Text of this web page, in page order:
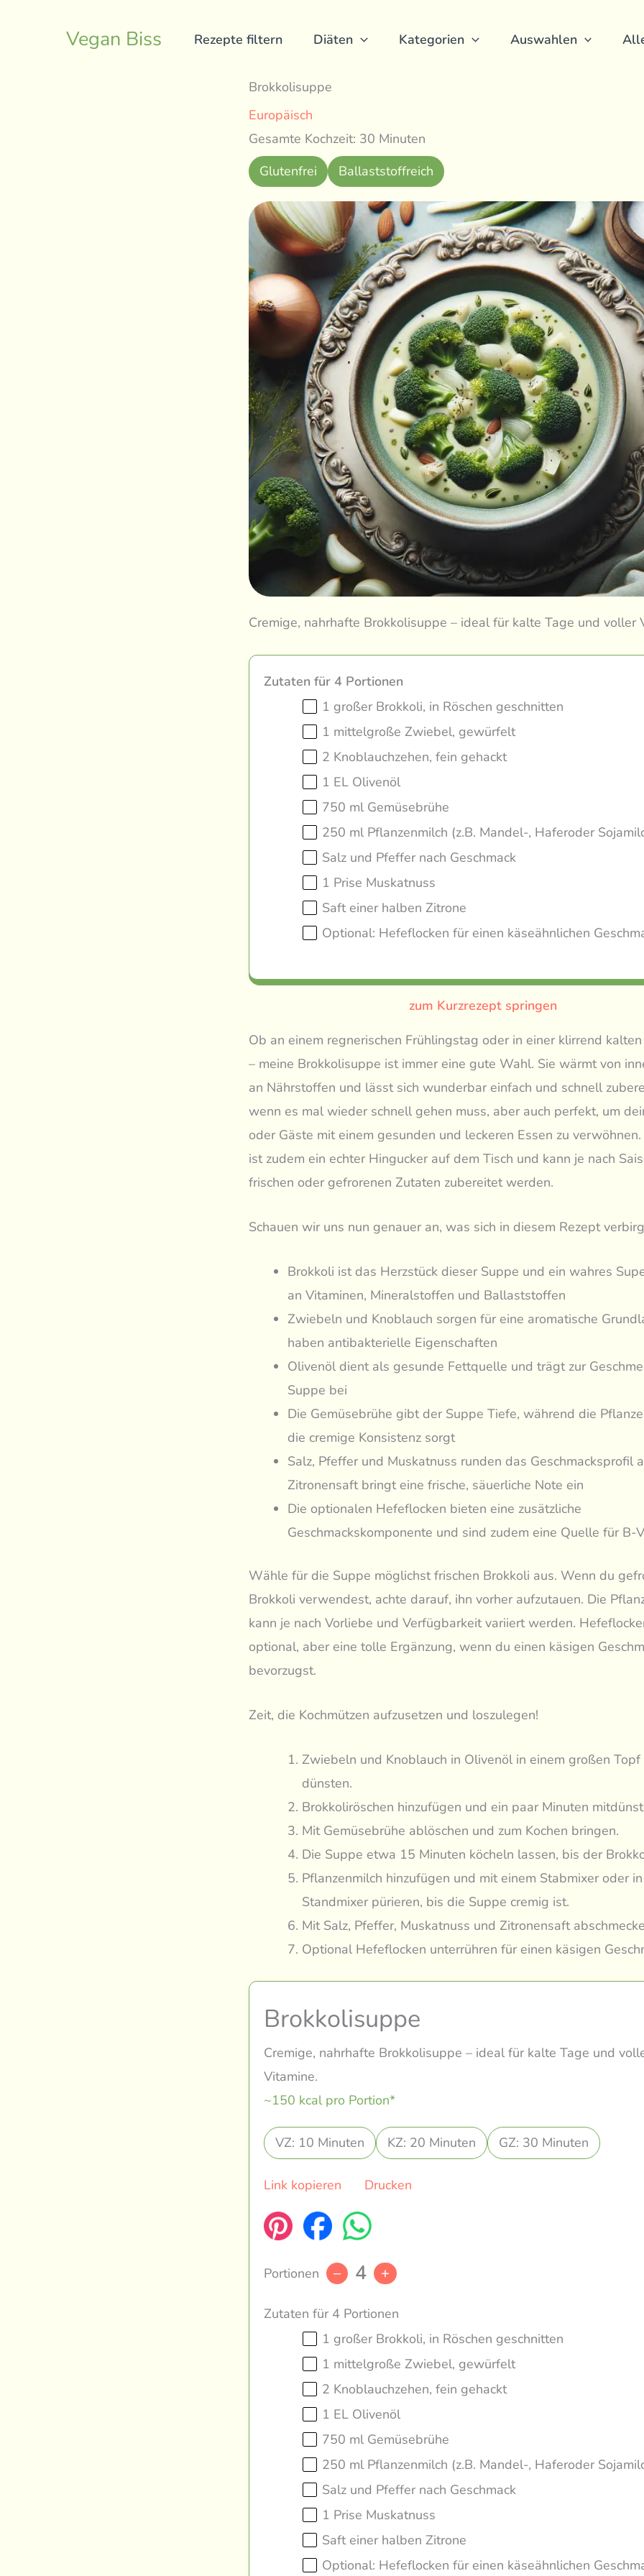
Vegan Biss Rezepte filtern Diäten Kategorien Auswahlen
Brokkolisuppe
Europäisch
Gesamte Kochzeit: 30 Minuten
Glutenfrei
Ballaststoffreich
Cremige, nahrhafte Brokkolisuppe – ideal für kalte Tage und voller
Zutaten für 4 Portionen
1 großer Brokkoli, in Röschen geschnitten
1 mittelgroße Zwiebel, gewürfelt
2 Knoblauchzehen, fein gehackt
1 EL Olivenöl
750 ml Gemüsebrühe
250 ml Pflanzenmilch (z.B. Mandel-, Haferoder
Salz und Pfeffer nach Geschmack
1 Prise Muskatnuss
Saft einer halben Zitrone
Optional: Hefeflocken für einen käseähnlichen
zum Kurzrezept springen
Ob an einem regnerischen Frühlingstag oder in einer klirrend
– meine Brokkolisuppe ist immer eine gute Wahl. Sie wärmt von
an Nährstoffen und lässt sich wunderbar einfach und schnell
wenn es mal wieder schnell gehen muss, aber auch perfekt, um
oder Gäste mit einem gesunden und leckeren Essen zu
ist zudem ein echter Hingucker auf dem Tisch und kann je nach
frischen oder gefrorenen Zutaten zubereitet werden.
Schauen wir uns nun genauer an, was sich in diesem Rezept
Brokkoli ist das Herzstück dieser Suppe und ein wahres
an Vitaminen, Mineralstoffen und Ballaststoffen
Zwiebeln und Knoblauch sorgen für eine aromatische
haben antibakterielle Eigenschaften
Olivenöl dient als gesunde Fettquelle und trägt zur
Suppe bei
Die Gemüsebrühe gibt der Suppe Tiefe, während die
die cremige Konsistenz sorgt
Salz, Pfeffer und Muskatnuss runden das Geschmacksprofil
Zitronensaft bringt eine frische, säuerliche Note ein
Die optionalen Hefeflocken bieten eine zusätzliche
Geschmackskomponente und sind zudem eine Quelle für B-
Wähle für die Suppe möglichst frischen Brokkoli aus. Wenn du
Brokkoli verwendest, achte darauf, ihn vorher aufzutauen. Die
kann je nach Vorliebe und Verfügbarkeit variiert werden.
optional, aber eine tolle Ergänzung, wenn du einen käsigen
bevorzugst.
Zeit, die Kochmützen aufzusetzen und loszulegen!
Zwiebeln und Knoblauch in Olivenöl in einem großen
dünsten.
Brokkoliröschen hinzufügen und ein paar Minuten
Mit Gemüsebrühe ablöschen und zum Kochen bringen.
Die Suppe etwa 15 Minuten köcheln lassen, bis der
Pflanzenmilch hinzufügen und mit einem Stabmixer oder
Standmixer pürieren, bis die Suppe cremig ist.
Mit Salz, Pfeffer, Muskatnuss und Zitronensaft
Optional Hefeflocken unterrühren für einen käsigen
Brokkolisuppe
Cremige, nahrhafte Brokkolisuppe – ideal für kalte Tage und
Vitamine.
~150 kcal pro Portion*
VZ: 10 Minuten KZ: 20 Minuten GZ: 30 Minuten
Link kopieren Drucken
Portionen – 4 +
Zutaten für 4 Portionen
1 großer Brokkoli, in Röschen geschnitten
1 mittelgroße Zwiebel, gewürfelt
2 Knoblauchzehen, fein gehackt
1 EL Olivenöl
750 ml Gemüsebrühe
250 ml Pflanzenmilch (z.B. Mandel-, Haferoder
Salz und Pfeffer nach Geschmack
1 Prise Muskatnuss
Saft einer halben Zitrone
Optional: Hefeflocken für einen käseähnlichen